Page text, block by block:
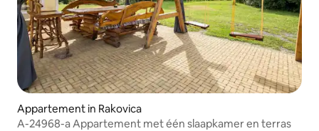
Appartement in Rakovica
A-24968-a Appartement met één slaapkamer en terras